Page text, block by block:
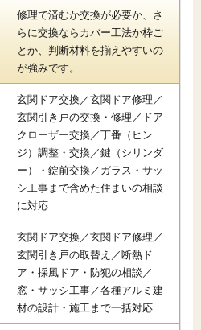
修理で済むか交換が必要か、さ
らに交換ならカバー工法か枠ご
とか、判断材料を揃えやすいの
が強みです。
玄関ドア交換／玄関ドア修理／
玄関引き戸の交換・修理／ドア
クローザー交換／丁番（ヒン
ジ）調整・交換／鍵（シリンダ
ー）・錠前交換／ガラス・サッ
シ工事まで含めた住まいの相談
に対応
玄関ドア交換／玄関ドア修理／
玄関引き戸の取替え／断熱ド
ア・採風ドア・防犯の相談／
窓・サッシ工事／各種アルミ建
材の設計・施工まで一括対応